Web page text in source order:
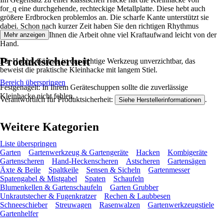
for_q eine durchgehende, rechteckige Metallplatte. Diese hebt auch
größere Erdbrocken problemlos an. Die scharfe Kante unterstützt sie
dabei. Schon nach kurzer Zeit haben Sie den richtigen Rhythmus
heraus. So geht Ihnen die Arbeit ohne viel Kraftaufwand leicht von der
Hand.
Für Hobby-Gärtner ist das richtige Werkzeug unverzichtbar, das
beweist die praktische Kleinhacke mit langem Stiel.
Festgenagelt: In Ihrem Geräteschuppen sollte die zuverlässige
Kleinhacke nicht fehlen.
Mehr anzeigen
Produktsicherheit
Bereich überspringen
Verantwortlich für Produktsicherheit: Siehe Herstellerinformationen .
Weitere Kategorien
Liste überspringen
Garten
Gartenwerkzeug & Gartengeräte Hacken
Kombigeräte
Gartenscheren
Hand-Heckenscheren Astscheren
Gartensägen
Äxte & Beile
Spaltkeile Sensen & Sicheln
Gartenmesser
Spatengabel & Mistgabel
Spaten
Schaufeln
Blumenkellen & Gartenschaufeln
Garten Grubber
Unkrautstecher & Fugenkratzer
Rechen & Laubbesen
Schneeschieber
Streuwagen Rasenwalzen
Gartenwerkzeugstiele
Gartenhelfer